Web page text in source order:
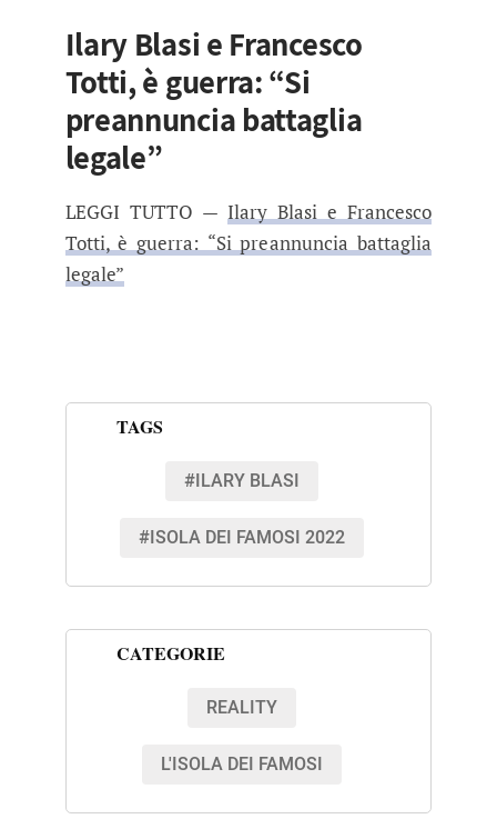
Ilary Blasi e Francesco
Totti, è guerra: “Si
preannuncia battaglia
legale”
LEGGI TUTTO — Ilary Blasi e Francesco
Totti, è guerra: “Si preannuncia battaglia
legale”
TAGS
#ILARY BLASI
#ISOLA DEI FAMOSI 2022
CATEGORIE
REALITY
L'ISOLA DEI FAMOSI